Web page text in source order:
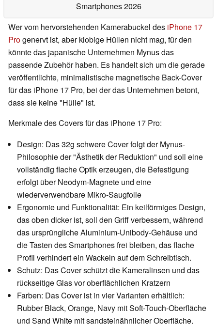
Smartphones 2026
Wer vom hervorstehenden Kamerabuckel des iPhone 17
Progenervt ist, aber klobige Hüllen nicht mag, für den
könnte das japanische Unternehmen Mynus das
passende Zubehör haben. Es handelt sich um die gerade
veröffentlichte, minimalistische magnetische Back-Cover
für das iPhone 17 Pro, bei der das Unternehmen betont,
dass sie keine "Hülle" ist.
Merkmale des Covers für das iPhone 17 Pro:
Design: Das 32g schwere Cover folgt der Mynus-
Philosophie der "Ästhetik der Reduktion" und soll eine
vollständig flache Optik erzeugen, die Befestigung
erfolgt über Neodym-Magnete und eine
wiederverwendbare Mikro-Saugfolie
Ergonomie und Funktionalität: Ein keilförmiges Design,
das oben dicker ist, soll den Griff verbessern, während
das ursprüngliche Aluminium-Unibody-Gehäuse und
die Tasten des Smartphones frei bleiben, das flache
Profil verhindert ein Wackeln auf dem Schreibtisch.
Schutz: Das Cover schützt die Kameralinsen und das
rückseitige Glas vor oberflächlichen Kratzern
Farben: Das Cover ist in vier Varianten erhältlich:
Rubber Black, Orange, Navy mit Soft-Touch-Oberfläche
und Sand White mit sandsteinähnlicher Oberfläche.